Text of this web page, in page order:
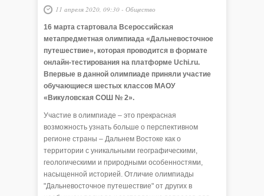
11 апреля 2020, 09:30 - Общество
16 марта стартовала Всероссийская
метапредметная олимпиада «Дальневосточное
путешествие», которая проводится в формате
онлайн-тестирования на платформе Uchi.ru.
Впервые в данной олимпиаде приняли участие
обучающиеся шестых классов МАОУ
«Викуловская СОШ № 2».
Участие в олимпиаде – это прекрасная
возможность узнать больше о перспективном
регионе страны – Дальнем Востоке как о
территории с уникальными географическими,
геологическими и природными особенностями,
насыщенной историей. Отличие олимпиады
"Дальневосточное путешествие" от других в